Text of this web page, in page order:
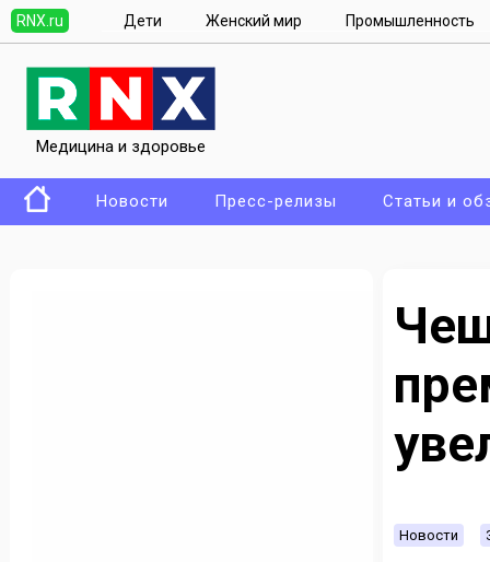
RNX.ru Дети Женский мир Промышленность
Медицина и здоровье
Новости Пресс-релизы Статьи и
Новости